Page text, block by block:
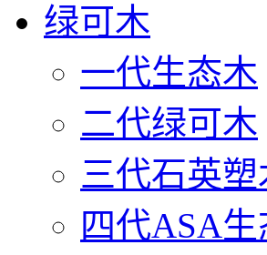
绿可木
一代生态木
二代绿可木
三代石英塑
四代ASA